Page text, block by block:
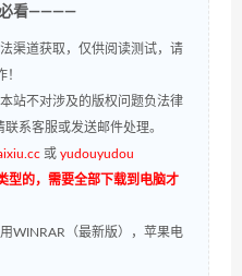
看————
渠道获取，仅供阅读测试，请
站不对涉及的版权问题负法律
系客服或发送邮件处理。
或 yudouyudou
型的，需要全部下载到电脑才
WINRAR（最新版），苹果电